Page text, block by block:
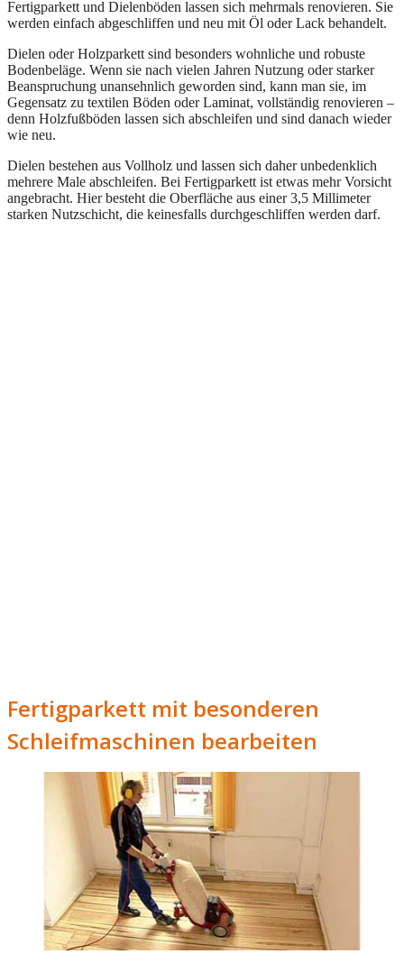
Fertigparkett und Dielenböden lassen sich mehrmals renovieren. Sie
werden einfach abgeschliffen und neu mit Öl oder Lack behandelt.
Dielen oder Holzparkett sind besonders wohnliche und robuste
Bodenbeläge. Wenn sie nach vielen Jahren Nutzung oder starker
Beanspruchung unansehnlich geworden sind, kann man sie, im
Gegensatz zu textilen Böden oder Laminat, vollständig renovieren –
denn Holzfußböden lassen sich abschleifen und sind danach wieder
wie neu.
Dielen bestehen aus Vollholz und lassen sich daher unbedenklich
mehrere Male abschleifen. Bei Fertigparkett ist etwas mehr Vorsicht
angebracht. Hier besteht die Oberfläche aus einer 3,5 Millimeter
starken Nutzschicht, die keinesfalls durchgeschliffen werden darf.
Fertigparkett mit besonderen
Schleifmaschinen bearbeiten